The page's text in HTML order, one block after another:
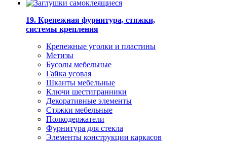
19. Крепежная фурнитура, стяжки,
системы крепления
Крепежные уголки и пластины
Метизы
Бусолы мебельные
Гайка усовая
Шканты мебельные
Ключи шестигранники
Декоративные элементы
Стяжки мебельные
Полкодержатели
Фурнитура для стекла
Элементы конструкции каркасов